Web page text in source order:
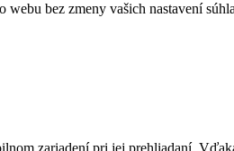
bez zmeny vašich nastavení